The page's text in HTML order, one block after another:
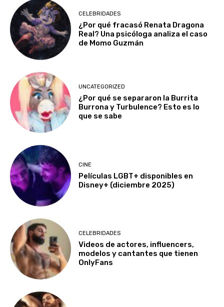
CELEBRIDADES
¿Por qué fracasó Renata Dragona
Real? Una psicóloga analiza el caso
de Momo Guzmán
UNCATEGORIZED
¿Por qué se separaron la Burrita
Burrona y Turbulence? Esto es lo
que se sabe
CINE
Películas LGBT+ disponibles en
Disney+ (diciembre 2025)
CELEBRIDADES
Videos de actores, influencers,
modelos y cantantes que tienen
OnlyFans